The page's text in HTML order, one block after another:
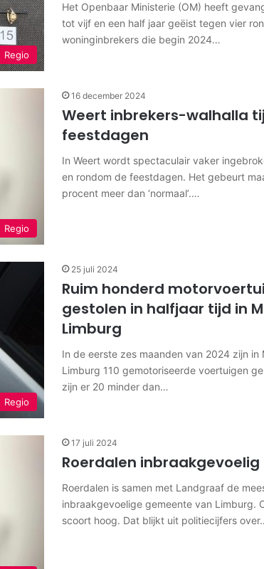
Regio
Het Openbaar Ministerie (OM) heeft
tot vijf en een half jaar geëist tegen vier
woninginbrekers die begin 2024…
Regio
16 december 2024
Weert inbrekers-walhalla
feestdagen
In Weert wordt spectaculair vaker
en rondom de feestdagen. Het gebeurt
procent meer dan ‘normaal’.…
Regio
25 juli 2024
Ruim honderd
gestolen in halfjaar tijd in
Limburg
In de eerste zes maanden van 2024 zijn in
Limburg 110 gemotoriseerde voertuigen
zijn er 20 minder dan…
17 juli 2024
Roerdalen inbraakgevoelig
Roerdalen is samen met Landgraaf de
inbraakgevoelige gemeente van Limburg.
scoort hoog. Dat blijkt uit politiecijfers